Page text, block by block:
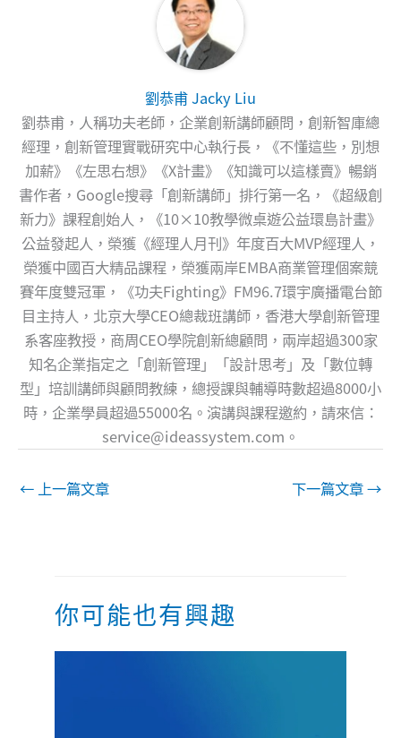
劉恭甫 Jacky Liu
劉恭甫，人稱功夫老師，企業創新講師顧問，創新智庫總
經理，創新管理實戰研究中心執行長，《不懂這些，別想
加薪》《左思右想》《X計畫》《知識可以這樣賣》暢銷
書作者，Google搜尋「創新講師」排行第一名，《超級創
新力》課程創始人，《10×10教學微桌遊公益環島計畫》
公益發起人，榮獲《經理人月刊》年度百大MVP經理人，
榮獲中國百大精品課程，榮獲兩岸EMBA商業管理個案競
賽年度雙冠軍，《功夫Fighting》FM96.7環宇廣播電台節
目主持人，北京大學CEO總裁班講師，香港大學創新管理
系客座教授，商周CEO學院創新總顧問，兩岸超過300家
知名企業指定之「創新管理」「設計思考」及「數位轉
型」培訓講師與顧問教練，總授課與輔導時數超過8000小
時，企業學員超過55000名。演講與課程邀約，請來信：
service@ideassystem.com 。
← 上一篇文章 下一篇文章→
你可能也有興趣